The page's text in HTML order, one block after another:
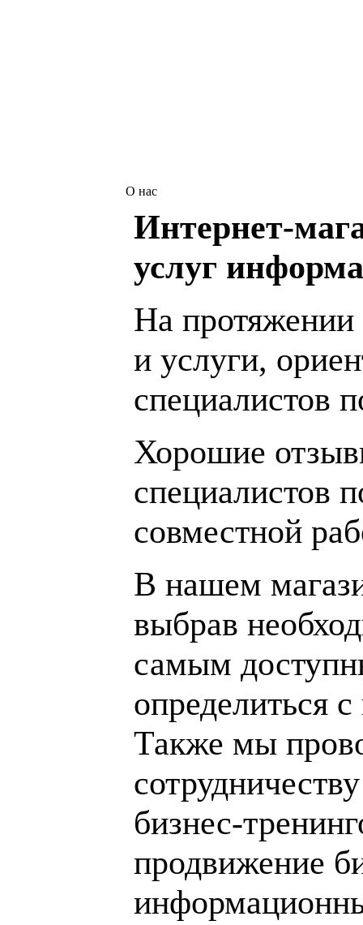
О нас
Интернет-
услуг
На протяжении
и услуги,
специалистов
Хорошие
специалистов
совместной
В нашем
выбрав
самым
определиться
Также мы
бизнес-
продвижение